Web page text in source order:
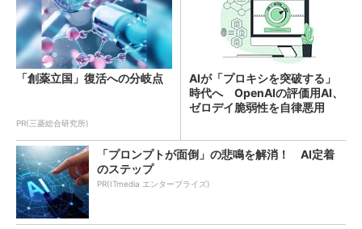
「創薬立国」復活への分岐点
PR(三菱総合研究所)
AIが「プロキシを突破する」
時代へ OpenAIの評価用AI、
ゼロデイ脆弱性を自律悪用
「プロンプトが面倒」の悲鳴を解消！ AI定着
のステップ
PR(ITmedia エンタープライズ)